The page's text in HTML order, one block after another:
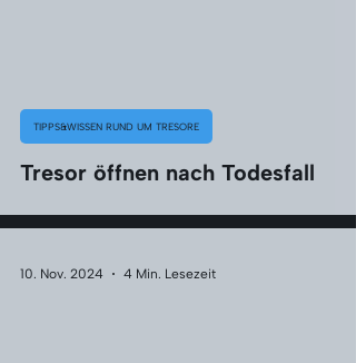
Tresor öffnen nach Todesfall
TIPPS&WISSEN RUND UM TRESORE
10. Nov. 2024 4 Min. Lesezeit